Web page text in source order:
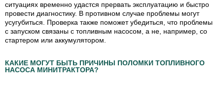
ситуациях временно удастся прервать эксплуатацию и быстро
провести диагностику. В противном случае проблемы могут
усугубиться. Проверка также поможет убедиться, что проблемы
с запуском связаны с топливным насосом, а не, например, со
стартером или аккумулятором.
КАКИЕ МОГУТ БЫТЬ ПРИЧИНЫ ПОЛОМКИ ТОПЛИВНОГО
НАСОСА МИНИТРАКТОРА?